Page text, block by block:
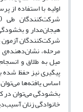
اولیه با استفاده
هیجان‌مدار و
شرکت‌کنندگان آزمون
مرحله،
پیگیری نیز حفظ شده
اساس یافته‌ها
بخشودگی می‌توان در
خانوادگی زنان